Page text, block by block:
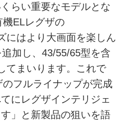
らい重要なモデルとな
機ELレグザの
にはより大画面を楽しん
加し、43/55/65型を含
てまいります。これで
フルライナップが完成
にレグザインテリジェ
」と新製品の狙いを語